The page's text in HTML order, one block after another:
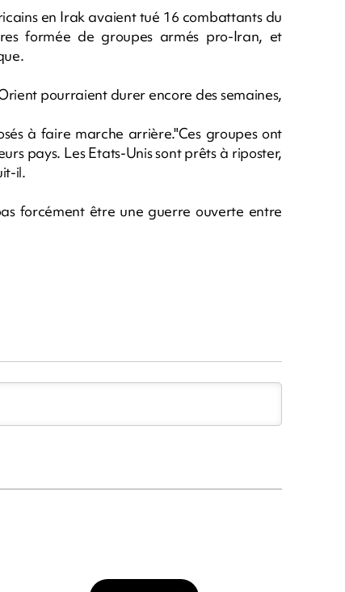
en Irak avaient tué 16 combattants du
formée de groupes armés pro-Iran, et
pourraient durer encore des semaines,
à faire marche arrière."Ces groupes ont
pays. Les Etats-Unis sont prêts à riposter,
il.
forcément être une guerre ouverte entre